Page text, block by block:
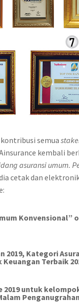
semua
kembali
asuransi umum.
cetak dan
Konvensional”
2019, Kategori
Terbaik
untuk